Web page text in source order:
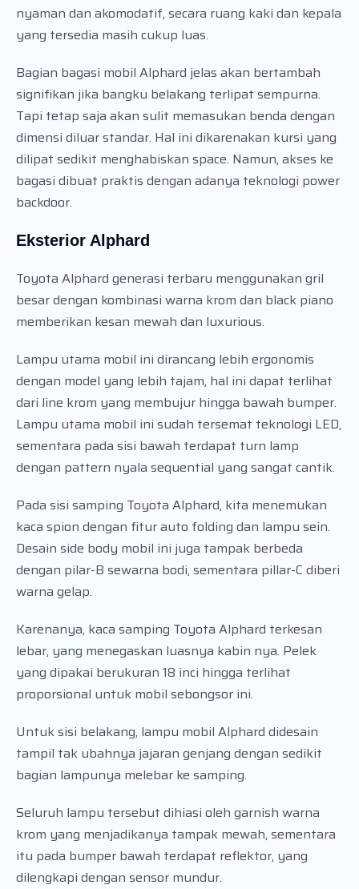
nyaman dan akomodatif, secara ruang kaki dan kepala
yang tersedia masih cukup luas.
Bagian bagasi mobil Alphard jelas akan bertambah
signifikan jika bangku belakang terlipat sempurna.
Tapi tetap saja akan sulit memasukan benda dengan
dimensi diluar standar. Hal ini dikarenakan kursi yang
dilipat sedikit menghabiskan space. Namun, akses ke
bagasi dibuat praktis dengan adanya teknologi power
backdoor.
Eksterior Alphard
Toyota Alphard generasi terbaru menggunakan gril
besar dengan kombinasi warna krom dan black piano
memberikan kesan mewah dan luxurious.
Lampu utama mobil ini dirancang lebih ergonomis
dengan model yang lebih tajam, hal ini dapat terlihat
dari line krom yang membujur hingga bawah bumper.
Lampu utama mobil ini sudah tersemat teknologi LED,
sementara pada sisi bawah terdapat turn lamp
dengan pattern nyala sequential yang sangat cantik.
Pada sisi samping Toyota Alphard, kita menemukan
kaca spion dengan fitur auto folding dan lampu sein.
Desain side body mobil ini juga tampak berbeda
dengan pilar-B sewarna bodi, sementara pillar-C diberi
warna gelap.
Karenanya, kaca samping Toyota Alphard terkesan
lebar, yang menegaskan luasnya kabin nya. Pelek
yang dipakai berukuran 18 inci hingga terlihat
proporsional untuk mobil sebongsor ini.
Untuk sisi belakang, lampu mobil Alphard didesain
tampil tak ubahnya jajaran genjang dengan sedikit
bagian lampunya melebar ke samping.
Seluruh lampu tersebut dihiasi oleh garnish warna
krom yang menjadikanya tampak mewah, sementara
itu pada bumper bawah terdapat reflektor, yang
dilengkapi dengan sensor mundur.